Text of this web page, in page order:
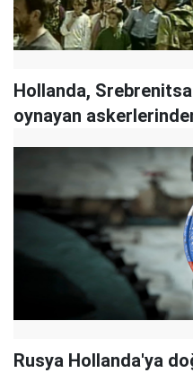
Hollanda,
oynayan
Rusya Hollanda'ya